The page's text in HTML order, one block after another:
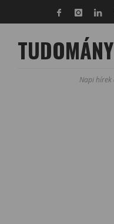
Napi hírek